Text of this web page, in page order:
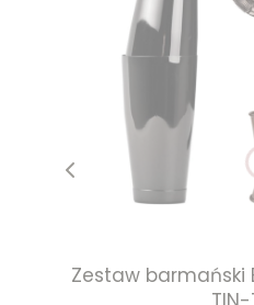
Zestaw barmański